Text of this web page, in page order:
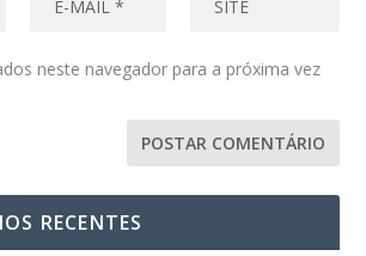
neste navegador para a próxima vez
RECENTES